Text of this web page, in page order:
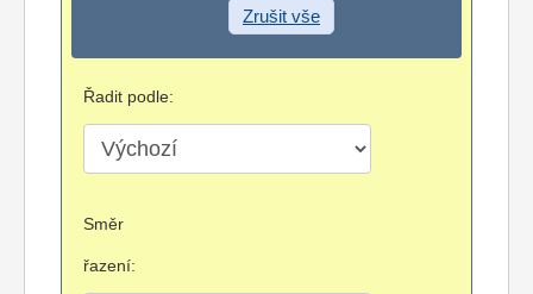
Zrušit vše
Řadit podle:
Směr
řazení: